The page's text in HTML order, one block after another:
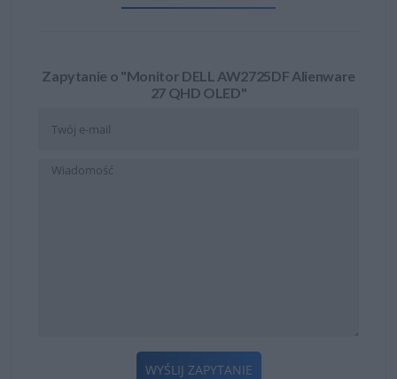
Zapytanie o "Monitor DELL AW2725DF Alienware
27 QHD OLED"
WYŚLIJ ZAPYTANIE